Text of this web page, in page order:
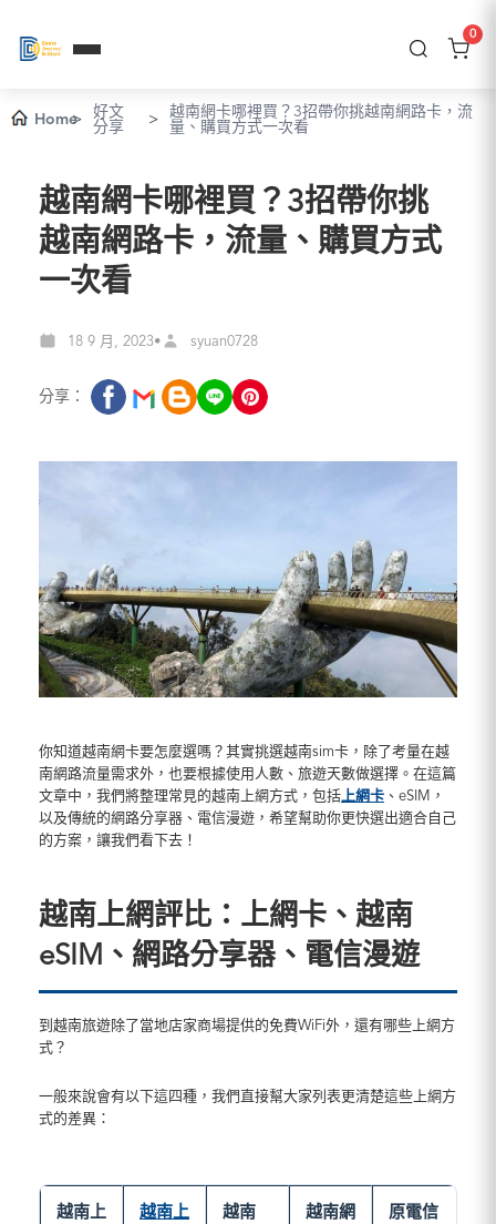
0
Home>
好文
分享
>
越南網卡哪裡買？3招帶你挑越南網路卡，流
量、購買方式一次看
越南網卡哪裡買？3招帶你挑
越南網路卡，流量、購買方式
一次看
18 9 月, 2023• syuan0728
分享：
你知道越南網卡要怎麼選嗎？其實挑選越南sim卡，除了考量在越
南網路流量需求外，也要根據使用人數、旅遊天數做選擇。在這篇
文章中，我們將整理常見的越南上網方式，包括上網卡 、eSIM，
以及傳統的網路分享器、電信漫遊，希望幫助你更快選出適合自己
的方案，讓我們看下去！
越南上網評比：上網卡、越南
eSIM 、 網路分享器、電信漫遊
到越南旅遊除了當地店家商場提供的免費WiFi外，還有哪些上網方
式？
一般來說會有以下這四種，我們直接幫大家列表更清楚這些上網方
式的差異：
越南上
越南上
越南
越南網
原電信